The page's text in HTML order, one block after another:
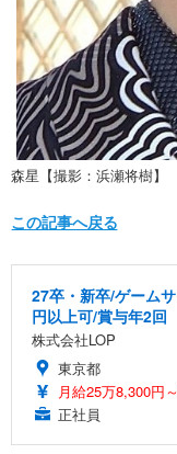
森星【撮影：浜瀬将樹】
この記事へ戻る
27卒・新卒/ゲーム
円以上可/賞与年2回
株式会社LOP
東京都
月給25万8,300円
正社員